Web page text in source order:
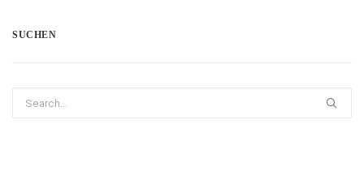
SUCHEN